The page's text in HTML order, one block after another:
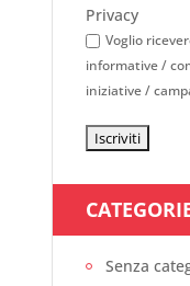
Privacy
Voglio
informative /
iniziative /
Senza